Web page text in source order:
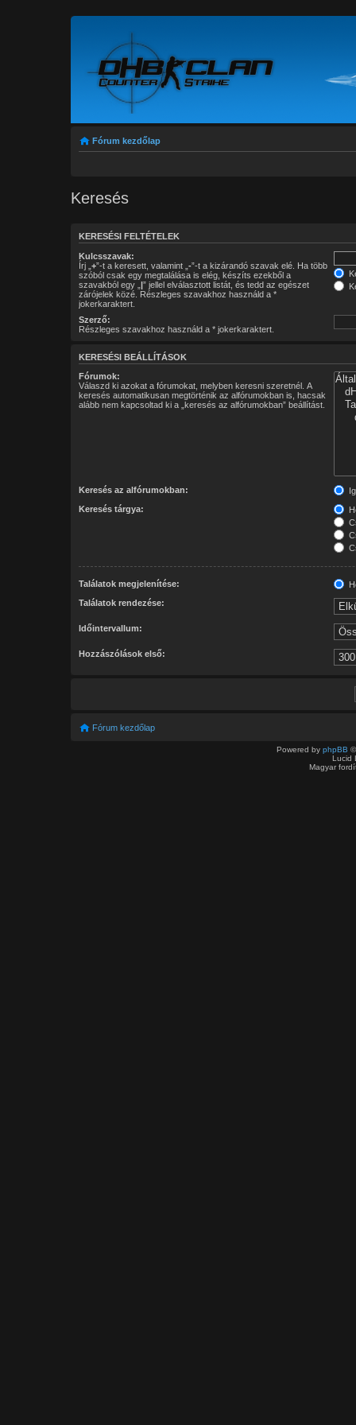
Fórum kezdőlap
Keresés
KERESÉSI FELTÉTELEK
Kulcsszavak:
Írj „ +”-t a keresett, valamint „ -”-t a kizárandó szavak elé. Ha több
szóból csak egy megtalálása is elég, készíts ezekből a
szavakból egy „ |” jellel elválasztott listát, és tedd az egészet
zárójelek közé. Részleges szavakhoz használd a *
jokerkaraktert.
Szerző:
Részleges szavakhoz használd a * jokerkaraktert.
KERESÉSI BEÁLLÍTÁSOK
Fórumok:
Válaszd ki azokat a fórumokat, melyben keresni szeretnél. A
keresés automatikusan megtörténik az alfórumokban is, hacsak
alább nem kapcsoltad ki a „keresés az alfórumokban” beállítást.
Keresés az alfórumokban:
Keresés tárgya:
Találatok megjelenítése:
Találatok rendezése:
Időintervallum:
Hozzászólások első:
Fórum kezdőlap
Powered by phpBB
Lucid
Magyar